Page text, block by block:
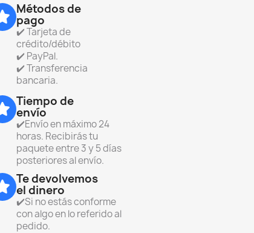
Métodos de
pago
✔️ Tarjeta de
crédito/débito
✔️ PayPal.
✔️ Transferencia
bancaria.
Tiempo de
envío
✔️Envío en máximo 24
horas. Recibirás tu
paquete entre 3 y 5 días
posteriores al envío.
Te devolvemos
el dinero
✔️Si no estás conforme
con algo en lo referido al
pedido.